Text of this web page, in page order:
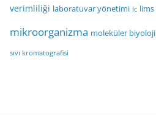
verimliliği laboratuvar yönetimi lc lims
mikroorganizma moleküler biyoloji
sıvı kromatografisi